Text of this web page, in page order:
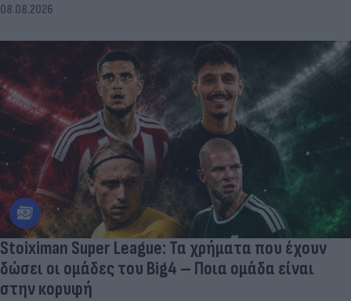
08.08.2026
Stoiximan Super League: Τα χρήματα που έχουν
δώσει οι ομάδες του Big4 – Ποια ομάδα είναι
στην κορυφή